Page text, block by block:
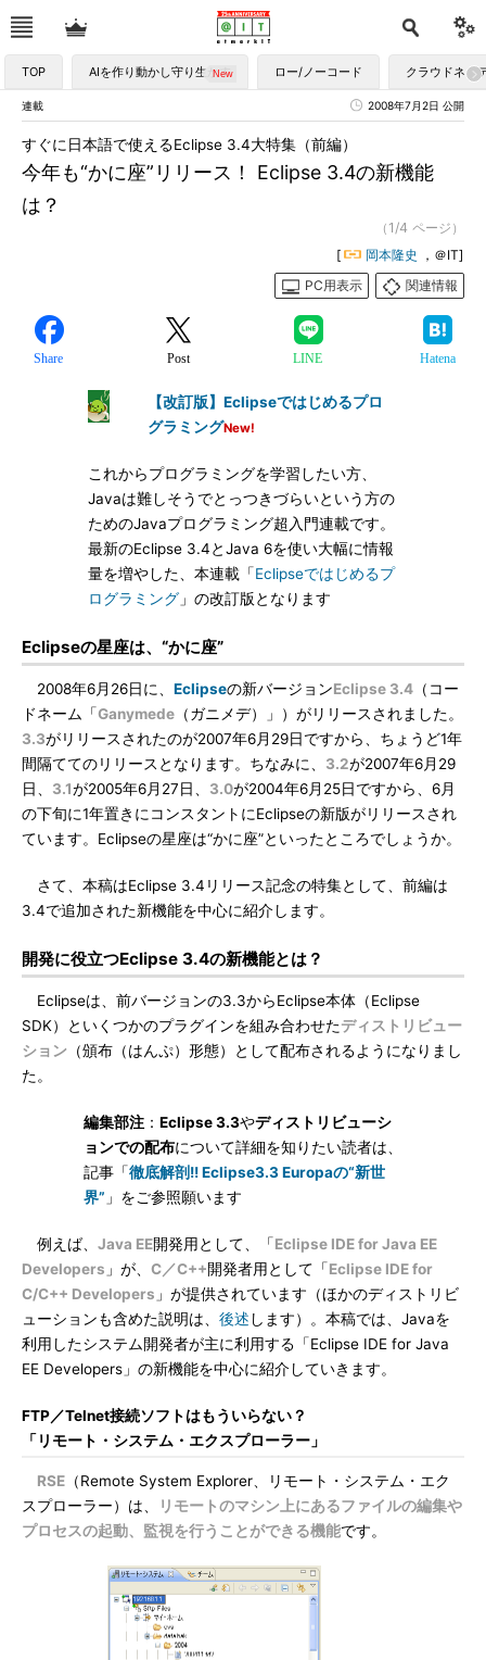
TOP AIを作り動かし守り生かす ロー/ノーコード クラウドネイ
連載 2008年7月2日 公開
今年も“かに座”リリース！ Eclipse 3.4の新機能
は？
すぐに日本語で使えるEclipse 3.4大特集（前編）
（1/4 ページ）
[
岡本隆史
，＠IT]
PC用表示
関連情報
Share Post LINE Hatena
【改訂版】Eclipseではじめるプロ
グラミングNew!
これからプログラミングを学習したい方、
Javaは難しそうでとっつきづらいという方の
ためのJavaプログラミング超入門連載です。
最新のEclipse 3.4とJava 6を使い大幅に情報
量を増やした、本連載「Eclipseではじめるプ
ログラミング 」の改訂版となります
Eclipseの星座は、“かに座”
2008年6月26日に、 Eclipseの新バージョンEclipse 3.4 （コー
ドネーム「Ganymede （ガニメデ）」）がリリースされました。
3.3がリリースされたのが2007年6月29日ですから、ちょうど1年
間隔ててのリリースとなります。ちなみに、 3.2が2007年6月29
日、 3.1が2005年6月27日、 3.0が2004年6月25日ですから、6月
の下旬に1年置きにコンスタントにEclipseの新版がリリースされ
ています。Eclipseの星座は“かに座”といったところでしょうか。
さて、本稿はEclipse 3.4リリース記念の特集として、前編は
3.4で追加された新機能を中心に紹介します。
開発に役立つEclipse 3.4の新機能とは？
Eclipseは、前バージョンの3.3からEclipse本体（Eclipse
SDK）といくつかのプラグインを組み合わせたディストリビュー
ション （頒布（はんぷ）形態）として配布されるようになりまし
た。
編集部注： Eclipse 3.3やディストリビューシ
ョンでの配布について詳細を知りたい読者は、
記事「徹底解剖!! Eclipse3.3 Europaの“新世
界” 」をご参照願います
例えば、 Java EE開発用として、「Eclipse IDE for Java EE
Developers 」が、 C／C++開発者用として「Eclipse IDE for
C/C++ Developers 」が提供されています（ほかのディストリビ
ューションも含めた説明は、 後述 します）。本稿では、Javaを
利用したシステム開発者が主に利用する「Eclipse IDE for Java
EE Developers」の新機能を中心に紹介していきます。
FTP／Telnet接続ソフトはもういらない？
「リモート・システム・エクスプローラー」
RSE （Remote System Explorer、リモート・システム・エク
スプローラー）は、
リモートのマシン上にあるファイルの編集や
プロセスの起動、監視を行うことができる機能です。